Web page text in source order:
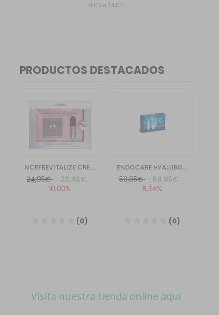
9:00 a 14:00
Visita nuestra tienda online aquí